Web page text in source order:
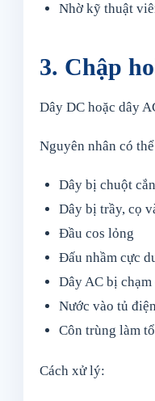
Nhờ kỹ thuật
3. Chập
Dây DC hoặc dây
Nguyên nhân có
Dây bị chuột cắn
Dây bị trầy, cọ
Đầu cos lỏng
Đấu nhầm cực
Dây AC bị chạm
Nước vào tủ điện
Côn trùng làm
Cách xử lý: